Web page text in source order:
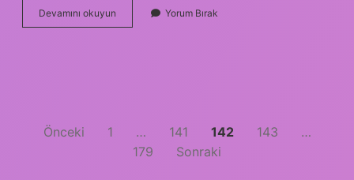
Devamını okuyun
Kusu
Yorum Bırak
Yazı
sayfalaması
Önceki 1 … 141 142 143
…
179
Sonraki